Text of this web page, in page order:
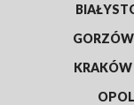
KRAKÓW